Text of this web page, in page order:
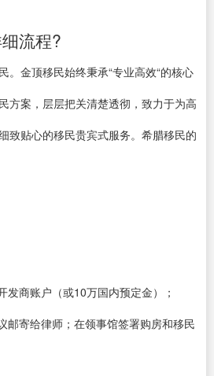
流程?
。金顶移民始终秉承“专业高效“的核心
方案，层层把关清楚透彻，致力于为高
致贴心的移民贵宾式服务。希腊移民的
发商账户（或10万国内预定金）；
邮寄给律师；在领事馆签署购房和移民